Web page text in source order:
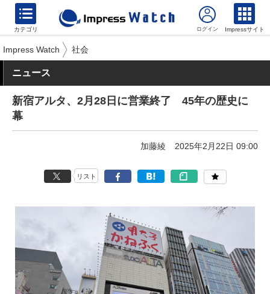
カテゴリ Impressサイト
Impress Watch 社会
ニュース
新宿アルタ、2月28日に営業終了 45年の歴史に
幕
加藤綾 2025年2月22日 09:00
リスト